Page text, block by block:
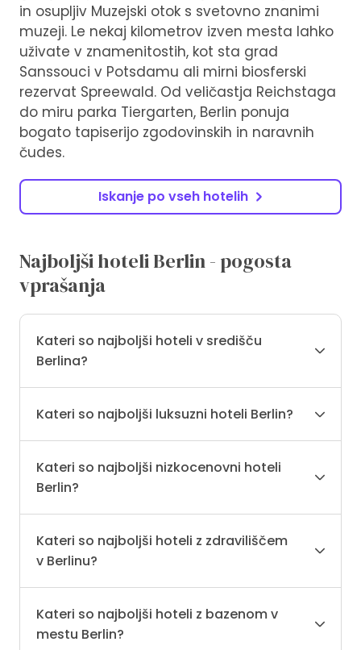
in osupljiv Muzejski otok s svetovno znanimi
muzeji. Le nekaj kilometrov izven mesta lahko
uživate v znamenitostih, kot sta grad
Sanssouci v Potsdamu ali mirni biosferski
rezervat Spreewald. Od veličastja Reichstaga
do miru parka Tiergarten, Berlin ponuja
bogato tapiserijo zgodovinskih in naravnih
čudes.
Iskanje po vseh hotelih
Najboljši hoteli Berlin - pogosta
vprašanja
Kateri so najboljši hoteli v središču
Berlina?
Kateri so najboljši luksuzni hoteli Berlin?
Kateri so najboljši nizkocenovni hoteli
Berlin?
Kateri so najboljši hoteli z zdraviliščem
v Berlinu?
Kateri so najboljši hoteli z bazenom v
mestu Berlin?